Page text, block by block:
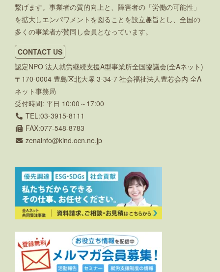
繋げます。事業者の質的向上と、障害者の「労働の可能性」
を拡大しエンパワメントを図ることを設立趣旨とし、全国の
多くの事業者が賛同し会員となっています。
CONTACT US
認定NPO 法人就労継続支援A型事業所全国協議会(全Aネット)
〒170-0004 豊島区北大塚 3-34-7 社会福祉法人豊芯会内 全A
ネット事務局
受付時間: 平日 10:00～17:00
TEL:03-3915-8111
FAX:077-548-8783
zenainfo
kind.ocn.ne.jp